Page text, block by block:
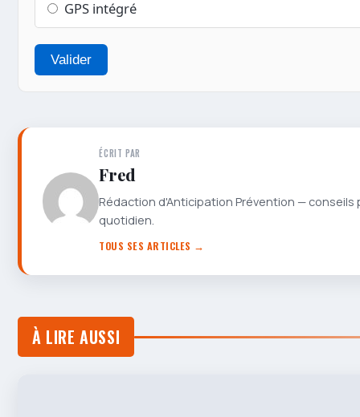
GPS intégré
Valider
ÉCRIT PAR
Fred
Rédaction d'Anticipation Prévention —
quotidien.
TOUS SES ARTICLES →
À LIRE AUSSI